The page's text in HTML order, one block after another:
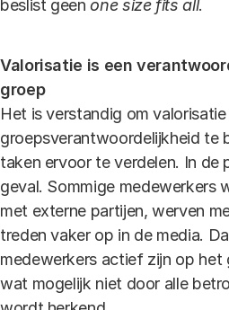
beslist geenone size fits all.
Valorisatie is een
groep
Het is verstandig om valorisatie
groepsverantwoordelijkheid te
taken ervoor te verdelen. In de
geval. Sommige medewerkers
met externe partijen, werven
treden vaker op in de media.
medewerkers actief zijn op het
wat mogelijk niet door alle